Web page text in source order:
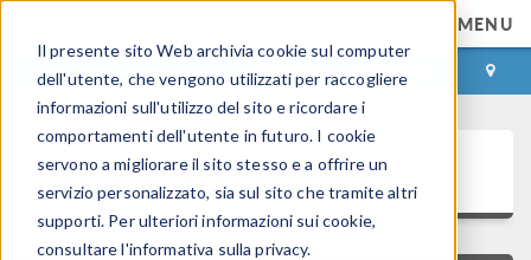
Il presente sito Web archivia cookie sul computer
dell'utente, che vengono utilizzati per raccogliere
informazioni sull'utilizzo del sito e ricordare i
comportamenti dell'utente in futuro. I cookie
servono a migliorare il sito stesso e a offrire un
servizio personalizzato, sia sul sito che tramite altri
supporti. Per ulteriori informazioni sui cookie,
consultare l'informativa sulla privacy.
MENU
ACCEDI CONTACT
Galleria delle Applicazioni